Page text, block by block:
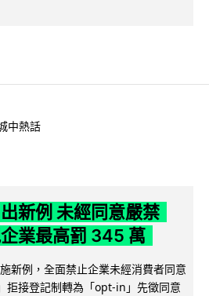
中熱話
新例 未經同意嚴禁
業最高罰 345 萬
新例，全面禁止企業未經消費者同意
拒接登記制轉為「opt-in」先徵同意